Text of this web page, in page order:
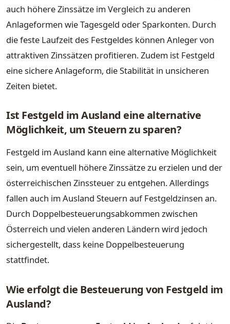
auch höhere Zinssätze im Vergleich zu anderen
Anlageformen wie Tagesgeld oder Sparkonten. Durch
die feste Laufzeit des Festgeldes können Anleger von
attraktiven Zinssätzen profitieren. Zudem ist Festgeld
eine sichere Anlageform, die Stabilität in unsicheren
Zeiten bietet.
Ist Festgeld im Ausland eine alternative
Möglichkeit, um Steuern zu sparen?
Festgeld im Ausland kann eine alternative Möglichkeit
sein, um eventuell höhere Zinssätze zu erzielen und der
österreichischen Zinssteuer zu entgehen. Allerdings
fallen auch im Ausland Steuern auf Festgeldzinsen an.
Durch Doppelbesteuerungsabkommen zwischen
Österreich und vielen anderen Ländern wird jedoch
sichergestellt, dass keine Doppelbesteuerung
stattfindet.
Wie erfolgt die Besteuerung von Festgeld im
Ausland?